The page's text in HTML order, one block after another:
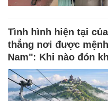
Tình hình hiện tại
thẳng nơi được
Nam": Khi nào đón